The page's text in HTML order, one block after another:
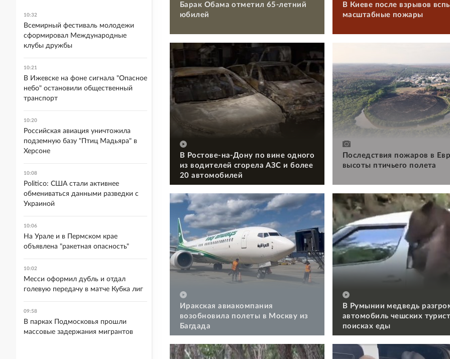
Барак Обама отметил 65-летний
юбилей
В Киеве после взрывов
масштабные пожары
В Ростове-на-Дону по вине одного
из водителей сгорела АЗС и более
20 автомобилей
Последствия пожаров в
высоты птичьего полета
Иракская авиакомпания
возобновила полеты в Москву из
Багдада
В Румынии медведь
автомобиль чешских
поисках еды
10:32
Всемирный фестиваль молодежи
сформировал Международные
клубы дружбы
10:21
В Ижевске на фоне сигнала "Опасное
небо" остановили общественный
транспорт
10:20
Российская авиация уничтожила
подземную базу "Птиц Мадьяра" в
Херсоне
10:08
Politico: США стали активнее
обмениваться данными разведки с
Украиной
10:06
На Урале и в Пермском крае
объявлена "ракетная опасность"
10:02
Месси оформил дубль и отдал
голевую передачу в матче Кубка лиг
09:58
В парках Подмосковья прошли
массовые задержания мигрантов